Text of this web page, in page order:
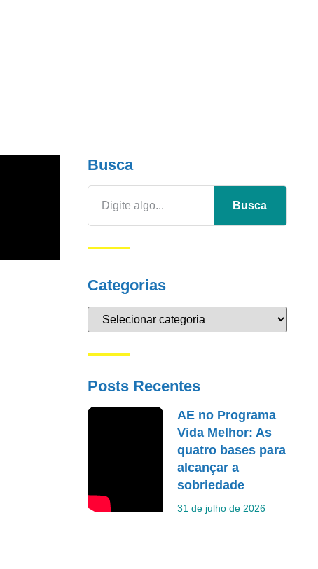
Busca
Busca
Categorias
Posts Recentes
AE no Programa
Vida Melhor: As
quatro bases para
alcançar a
sobriedade
31 de julho de 2026